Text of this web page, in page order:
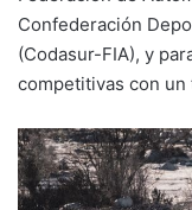
Confederación
(Codasur-FIA), y
competitivas con